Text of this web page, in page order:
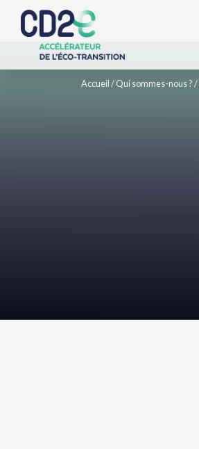
Accueil/Qui sommes-nous ?/